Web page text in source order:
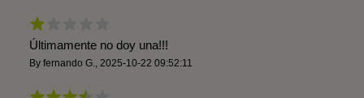
Últimamente no doy una!!!
By fernando G. 2025-10-22 09:52:11